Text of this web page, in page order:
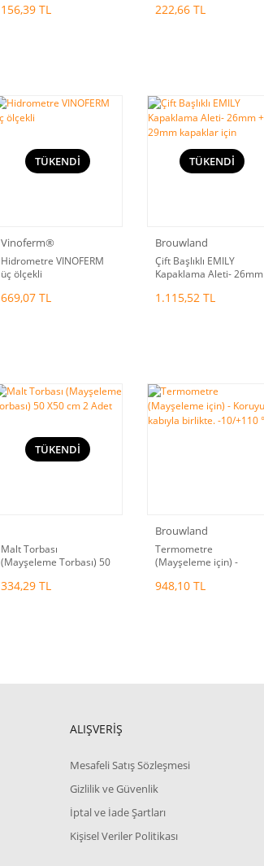
156,39 TL 222,66 TL
TÜKENDİ
Vinoferm®
Hidrometre VINOFERM
üç ölçekli
669,07 TL
TÜKENDİ
Brouwland
Çift Başlıklı EMILY
Kapaklama Aleti- 26mm
1.115,52 TL
TÜKENDİ
Malt Torbası
(Mayşeleme Torbası) 50
334,29 TL
Brouwland
Termometre
(Mayşeleme için) -
-10/+110 °C
948,10 TL
ALIŞVERİŞ
Mesafeli Satış Sözleşmesi
Gizlilik ve Güvenlik
İptal ve İade Şartları
Kişisel Veriler Politikası